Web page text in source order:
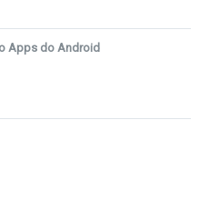
Apps do Android